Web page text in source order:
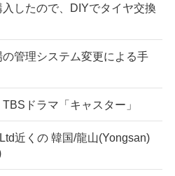
したので、DIYでタイヤ交換
管理システム変更による手
ドラマ「キャスター」
近くの 韓国/龍山(Yongsan)